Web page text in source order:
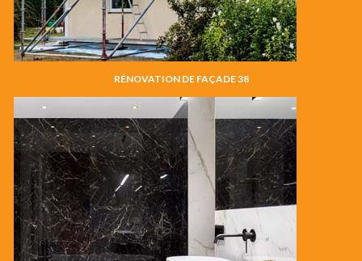
RÉNOVATION DE FAÇADE 38